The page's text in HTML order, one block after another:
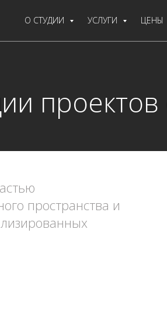
О СТУДИИ УСЛУГИ ЦЕНЫ
проектов
пространства и